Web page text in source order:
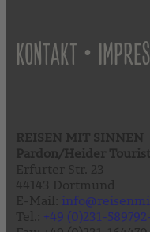
KONTAKT •
+49 (0)231-